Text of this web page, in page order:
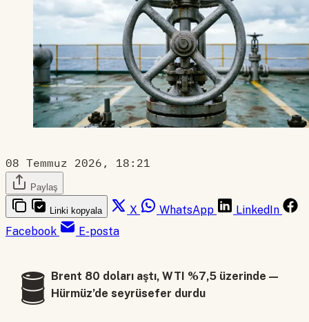
08 Temmuz 2026, 18:21
Paylaş
Linki kopyala X WhatsApp
LinkedIn
Facebook
E-posta
🛢️
Brent 80 doları aştı, WTI %7,5 üzerinde —
Hürmüz’de seyrüsefer durdu